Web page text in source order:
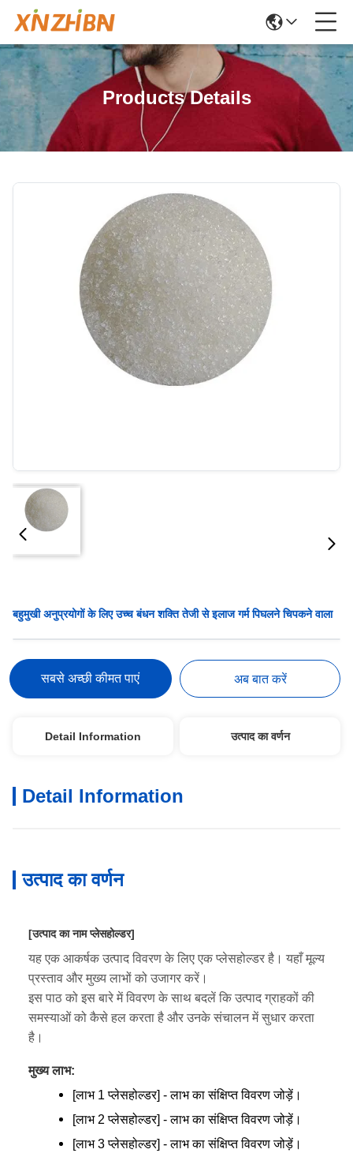
Products Details
बहुमुखी अनुप्रयोगों के लिए उच्च बंधन शक्ति तेजी से इलाज गर्म पिघलने चिपकने वाला
सबसे अच्छी कीमत पाएं अब बात करें
Detail Information उत्पाद का वर्णन
Detail Information
उत्पाद का वर्णन
[उत्पाद का नाम प्लेसहोल्डर]
यह एक आकर्षक उत्पाद विवरण के लिए एक प्लेसहोल्डर है। यहाँ मूल्य
प्रस्ताव और मुख्य लाभों को उजागर करें।
इस पाठ को इस बारे में विवरण के साथ बदलें कि उत्पाद ग्राहकों की
समस्याओं को कैसे हल करता है और उनके संचालन में सुधार करता
है।
मुख्य लाभ:
[लाभ 1 प्लेसहोल्डर] - लाभ का संक्षिप्त विवरण जोड़ें।
[लाभ 2 प्लेसहोल्डर] - लाभ का संक्षिप्त विवरण जोड़ें।
[लाभ 3 प्लेसहोल्डर] - लाभ का संक्षिप्त विवरण जोड़ें।